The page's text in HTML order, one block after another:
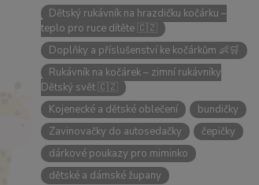
Dětský rukávník na hrazdičku kočárku –
teplo pro ruce dítěte 🇨🇿
Doplňky a příslušenství ke kočárkům 👶🛒
Rukávník na kočárek – zimní rukávníky
Dětský svět 🇨🇿
Kojenecké a dětské oblečení
bundičky
Zavinovačky do autosedačky
čepičky
dárkové poukazy pro miminko
dětské a dámské župany